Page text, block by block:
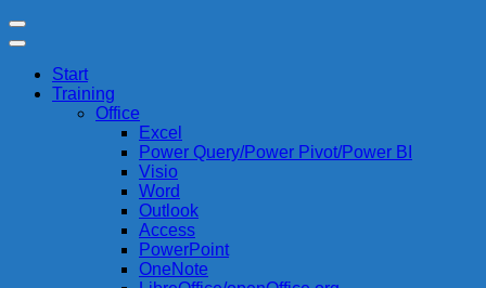
Zum
Inhalt
(Enter
drücken)
Start
Training
Office
Excel
Power Query/Power Pivot/Power BI
Visio
Word
Outlook
Access
PowerPoint
OneNote